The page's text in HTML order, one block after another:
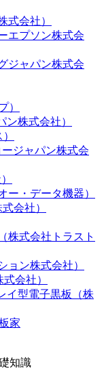
式会社）
エプソン株式会
ジャパン株式会
）
ン株式会社）
ージャパン株式会
ー・データ機器）
会社）
株式会社トラスト
ョン株式会社）
会社）
イ型電子黒板（株
家
知識